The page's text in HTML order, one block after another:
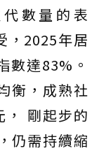
數量的表
，2025年居
數達83%。
衡，成熟社
， 剛起步的
仍需持續縮